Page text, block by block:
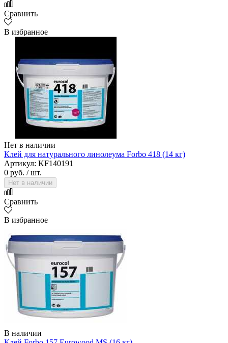
Сравнить
В избранное
Нет в наличии
Клей для натурального линолеума Forbo 418 (14 кг)
Артикул: KF140191
0 руб. / шт.
Нет в наличии
Сравнить
В избранное
В наличии